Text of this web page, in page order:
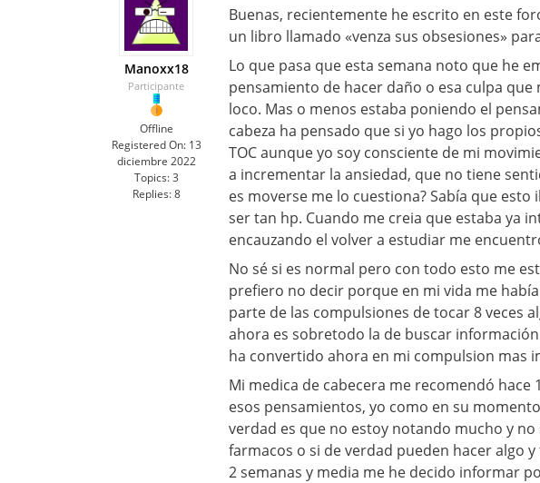
Manoxx18
Participante
Offline
Registered On: 13
diciembre 2022
Topics: 3
Replies: 8
Buenas, recientemente he escrito en este
un libro llamado «venza sus obsesiones»
Lo que pasa que esta semana noto que he
pensamiento de hacer daño o esa culpa
loco. Mas o menos estaba poniendo el
cabeza ha pensado que si yo hago los
TOC aunque yo soy consciente de mi
a incrementar la ansiedad, que no tiene
es moverse me lo cuestiona? Sabía que
ser tan hp. Cuando me creia que estaba ya
encauzando el volver a estudiar me
No sé si es normal pero con todo esto me
prefiero no decir porque en mi vida me
parte de las compulsiones de tocar 8 veces
ahora es sobretodo la de buscar
ha convertido ahora en mi compulsion mas
Mi medica de cabecera me recomendó
esos pensamientos, yo como en su
verdad es que no estoy notando mucho y
farmacos o si de verdad pueden hacer algo
2 semanas y media me he decido informar